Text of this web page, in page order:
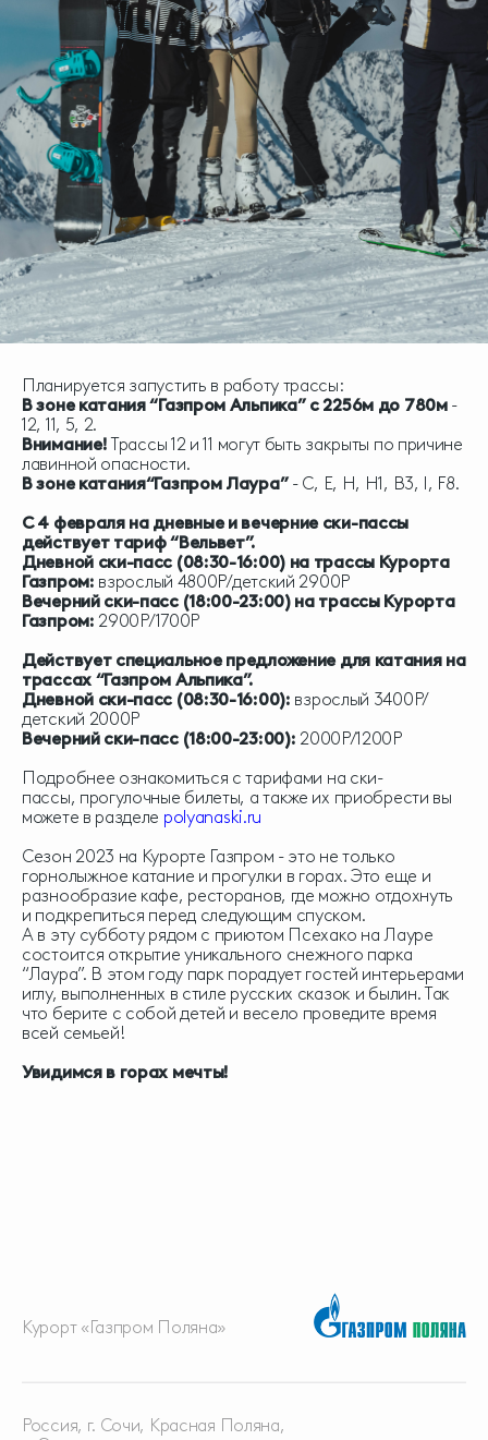
Планируется запустить в работу трассы:
В зоне катания “Газпром Альпика” с 2256м до 780м-
12, 11, 5, 2.
Внимание!Трассы 12 и 11 могут быть закрыты по причине
лавинной опасности.
В зоне катания“Газпром Лаура”- С, E, H, H1, B3, I, F8.
С 4 февраля на дневные и вечерние ски-пассы
действует тариф “Вельвет”.
Дневной ски-пасс (08:30-16:00) на трассы Курорта
Газпром: взрослый 4800Р/детский 2900Р
Вечерний ски-пасс (18:00-23:00) на трассы Курорта
Газпром: 2900Р/1700Р
Действует специальное предложение для катания на
трассах “Газпром Альпика”.
Дневной ски-пасс (08:30-16:00): взрослый 3400Р/
детский 2000Р
Вечерний ски-пасс (18:00-23:00): 2000Р/1200Р
Подробнее ознакомиться с тарифами на ски-
пассы, прогулочные билеты, а также их приобрести вы
можете в разделе polyanaski.ru
Сезон 2023 на Курорте Газпром - это не только
горнолыжное катание и прогулки в горах. Это еще и
разнообразие кафе, ресторанов, где можно отдохнуть
и подкрепиться перед следующим спуском.
А в эту субботу рядом с приютом Псехако на Лауре
состоится открытие уникального снежного парка
“Лаура”. В этом году парк порадует гостей интерьерами
иглу, выполненных в стиле русских сказок и былин. Так
что берите с собой детей и весело проведите время
всей семьей!
Увидимся в горах мечты!
Курорт «Газпром Поляна»
Россия, г. Сочи, Красная Поляна,